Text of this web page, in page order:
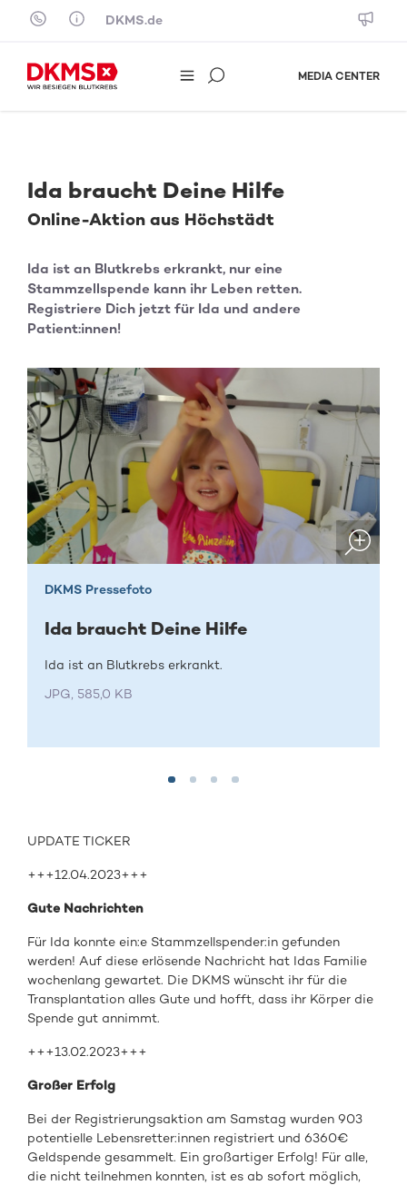
Skip to content
DKMS.de
MEDIA CENTER
Ida braucht Deine Hilfe
Online-Aktion aus Höchstädt
Ida ist an Blutkrebs erkrankt, nur eine
Stammzellspende kann ihr Leben retten.
Registriere Dich jetzt für Ida und andere
Patient:innen!
DKMS Pressefoto
Ida braucht Deine Hilfe
Ida ist an Blutkrebs erkrankt.
JPG, 585,0 KB
UPDATE TICKER
+++12.04.2023+++
Gute Nachrichten
Für Ida konnte ein:e Stammzellspender:in gefunden
werden! Auf diese erlösende Nachricht hat Idas Familie
wochenlang gewartet. Die DKMS wünscht ihr für die
Transplantation alles Gute und hofft, dass ihr Körper die
Spende gut annimmt.
+++13.02.2023+++
Großer Erfolg
Bei der Registrierungsaktion am Samstag wurden 903
potentielle Lebensretter:innen registriert und 6360€
Geldspende gesammelt. Ein großartiger Erfolg! Für alle,
die nicht teilnehmen konnten, ist es ab sofort möglich,